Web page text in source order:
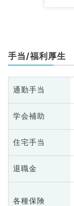
手当/福利厚生
通勤手当
学会補助
住宅手当
退職金
各種保険